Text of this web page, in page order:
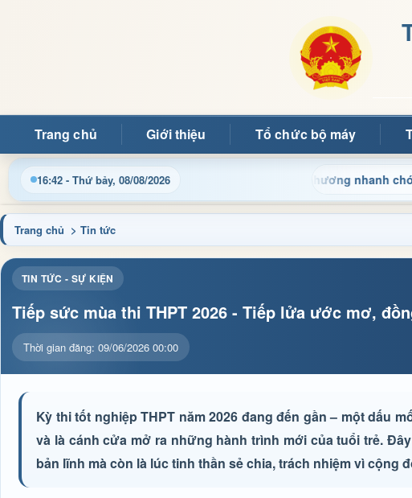
Trang chủ Giới thiệu Tổ chức bộ máy
16:42 - Thứ bảy, 08/08/2026
hành, thủ tục hành chính và tin tức địa phương nhanh chóng, chính
Trang chủ > Tin tức
TIN TỨC - SỰ KIỆN
Tiếp sức mùa thi THPT 2026 - Tiếp lửa ước mơ,
Thời gian đăng: 09/06/2026 00:00
Kỳ thi tốt nghiệp THPT năm 2026 đang đến gần – một dấu
và là cánh cửa mở ra những hành trình mới của tuổi trẻ.
bản lĩnh mà còn là lúc tinh thần sẻ chia, trách nhiệm vì cộng